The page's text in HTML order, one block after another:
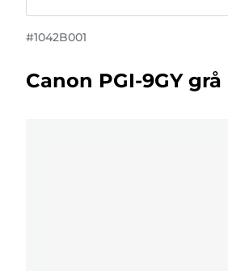
#1042B001
Canon PGI-9GY